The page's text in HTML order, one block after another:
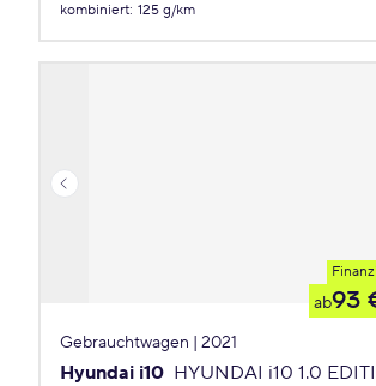
kombiniert: 125 g/km
ab93
Gebrauchtwagen | 2021
Hyundai i10 HYUNDAI i10 1.0